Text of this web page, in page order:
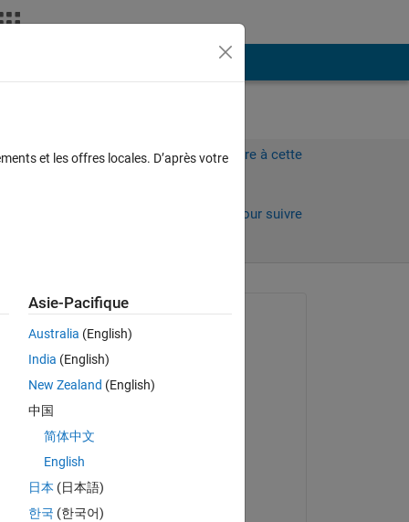
Connectez-vous pour répondre à cette
Connectez-vous pour suivre
Siddhesh
le 6 Juil 2023
le 30 Jan 2024
Acceptée :
et les offres locales. D’après votre
Asie-Pacifique
Australia (English)
India (English)
New Zealand (English)
中国
简体中文
English
日本 (日本語)
한국 (한국어)